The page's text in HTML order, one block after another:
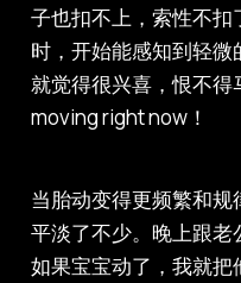
子也扣不上，索性不扣
时，开始能感知到轻
就觉得很兴喜，恨不
moving right now！
当胎动变得更频繁和
平淡了不少。晚上跟老
如果宝宝动了，我就把